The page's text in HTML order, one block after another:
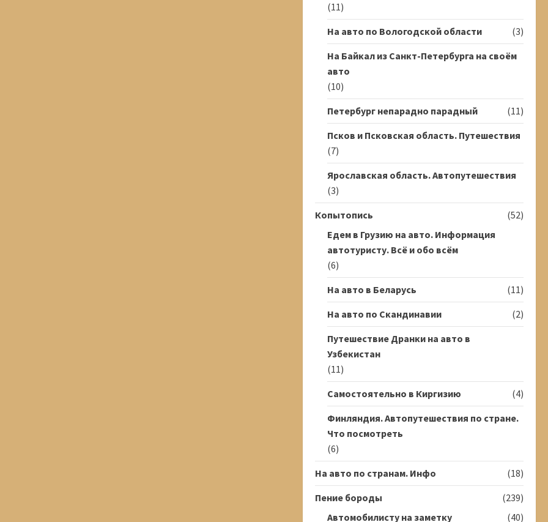
(11)
На авто по Вологодской области
(3)
На Байкал из Санкт-Петербурга на своём
авто
(10)
Петербург непарадно парадный
(11)
Псков и Псковская область. Путешествия
(7)
Ярославская область. Автопутешествия
(3)
Копытопись
(52)
Едем в Грузию на авто. Информация
автотуристу. Всё и обо всём
(6)
На авто в Беларусь
(11)
На авто по Скандинавии
(2)
Путешествие Дранки на авто в
Узбекистан
(11)
Самостоятельно в Киргизию
(4)
Финляндия. Автопутешествия по стране.
Что посмотреть
(6)
На авто по странам. Инфо
(18)
Пение бороды
(239)
Автомобилисту на заметку
(40)